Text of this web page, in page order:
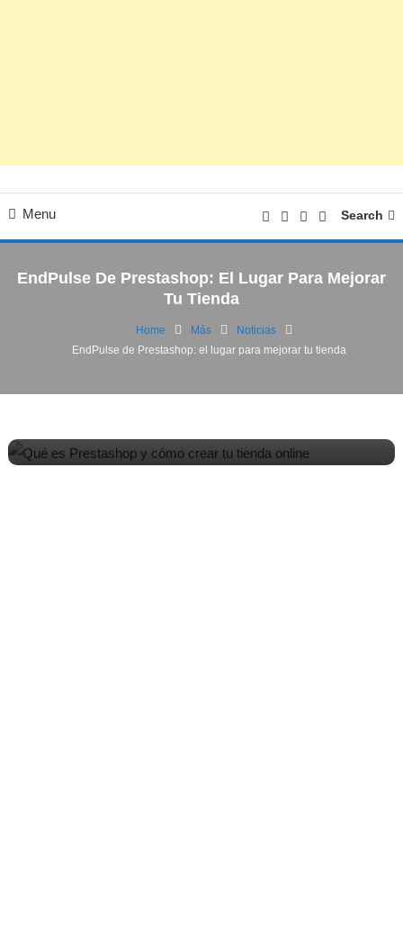
Menu Search
EndPulse De Prestashop: El Lugar Para Mejorar
Tu Tienda
Home Más
Noticias
EndPulse de Prestashop: el lugar para mejorar tu tienda